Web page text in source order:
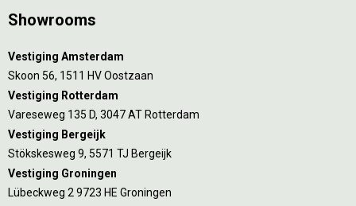
Showrooms
Vestiging Amsterdam
Skoon 56, 1511 HV Oostzaan
Vestiging Rotterdam
Vareseweg 135 D, 3047 AT Rotterdam
Vestiging Bergeijk
Stökskesweg 9, 5571 TJ Bergeijk
Vestiging Groningen
Lübeckweg 2 9723 HE Groningen